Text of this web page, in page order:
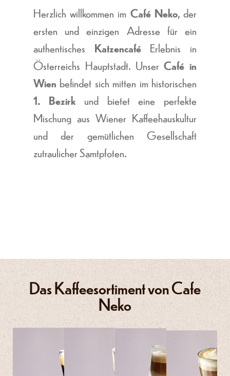
Herzlich willkommen im Café Neko, der
ersten und einzigen Adresse für ein
authentisches KatzencaféErlebnis in
Österreichs Hauptstadt. UnserCafé in
Wien befindet sich mitten im historischen
1. Bezirk und bietet eine perfekte
Mischung aus Wiener Kaffeehauskultur
und der gemütlichen Gesellschaft
zutraulicher Samtpfoten.
Das Kaffeesortiment von Cafe
Neko